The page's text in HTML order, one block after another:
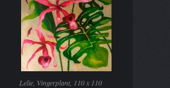
Lelie, Vingerplant, 110 x 110